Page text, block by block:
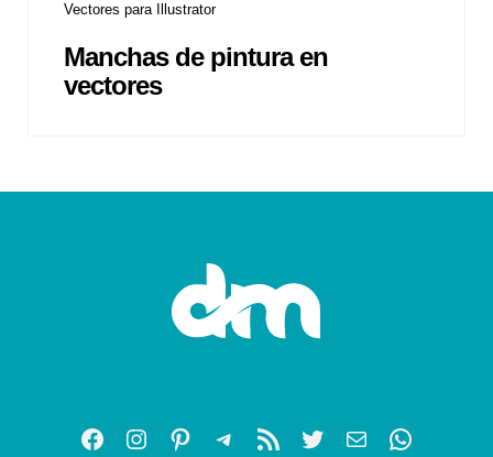
Vectores para Illustrator
Manchas de pintura en
vectores